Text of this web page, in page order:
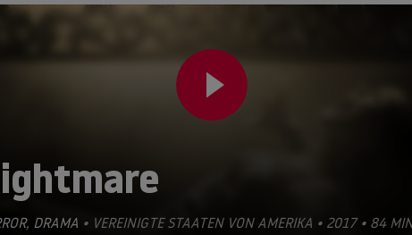
, DRAMA • VEREINIGTE STAATEN VON AMERIKA • 2017 • 84